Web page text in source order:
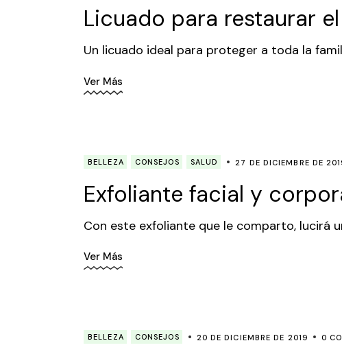
Licuado para restaurar el
Un licuado ideal para proteger a toda la
Ver Más
BELLEZA CONSEJOS SALUD 27 DE DICIEMBRE DE
Exfoliante facial y
Con este exfoliante que le comparto, lucirá
Ver Más
BELLEZA CONSEJOS 20 DE DICIEMBRE DE 2019 0